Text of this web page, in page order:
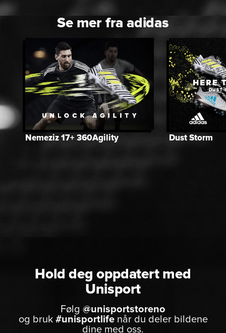
Se mer fra adidas
Nemeziz 17+ 360Agility Dust Storm
Hold deg oppdatert med
Unisport
Følg @unisportstoreno
og bruk #unisportlifenår du deler bildene
dine med oss.